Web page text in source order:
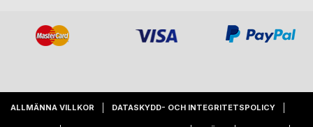
ALLMÄNNA VILLKOR DATASKYDD- OCH INTEGRITETSPOLICY